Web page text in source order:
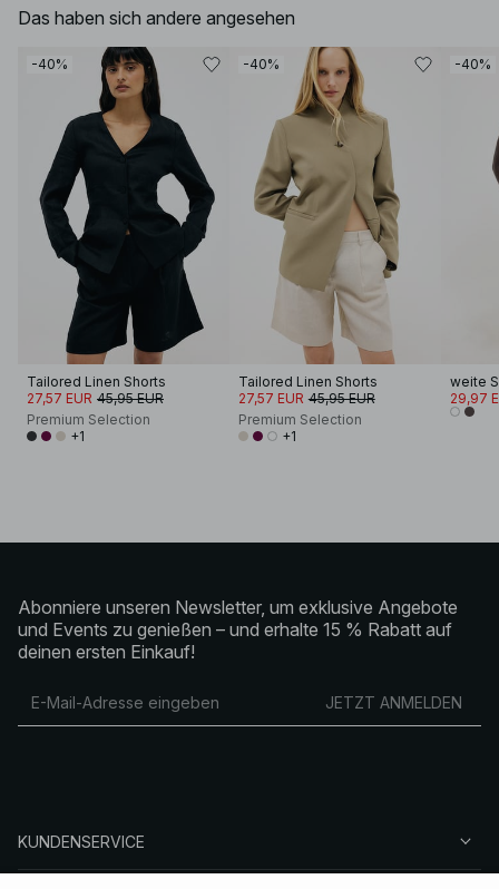
Das haben sich andere angesehen
-40%
Tailored Linen Shorts
27,57 EUR 45,95 EUR
Premium Selection
+1
-40%
Tailored Linen Shorts
27,57 EUR 45,95 EUR
Premium Selection
+1
-40%
29,97
Abonniere unseren Newsletter, um exklusive Angebote
und Events zu genießen – und erhalte 15 % Rabatt auf
deinen ersten Einkauf!
JETZT ANMELDEN
KUNDENSERVICE